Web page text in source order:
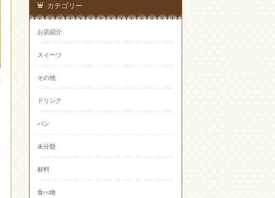
カテゴリー
お店紹介
スイーツ
その他
ドリンク
パン
未分類
材料
食べ物